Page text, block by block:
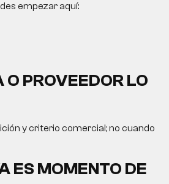
empezar aquí:
PROVEEDOR LO
y criterio comercial; no cuando
ES MOMENTO DE